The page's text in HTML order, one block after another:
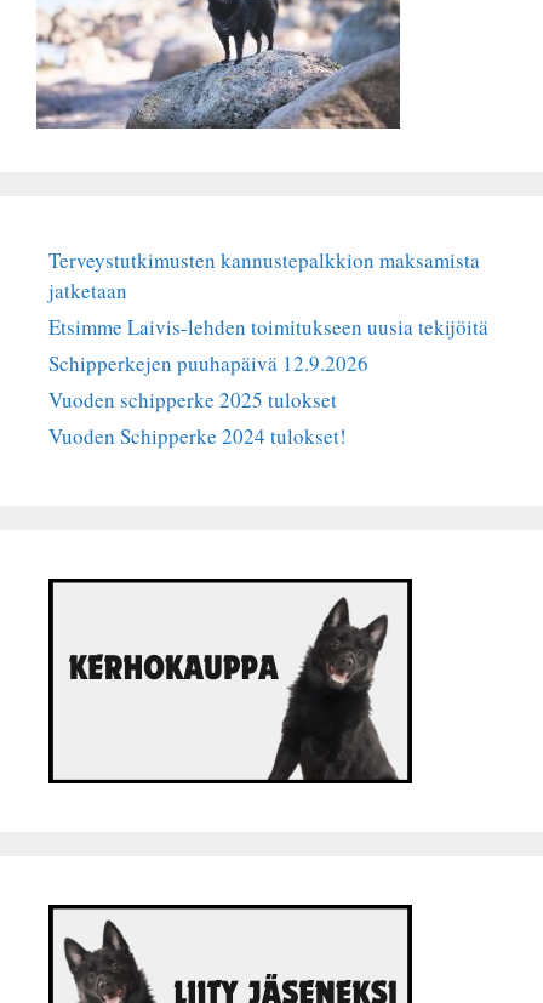
Terveystutkimusten kannustepalkkion maksamista
jatketaan
Etsimme Laivis-lehden toimitukseen uusia tekijöitä
Schipperkejen puuhapäivä 12.9.2026
Vuoden schipperke 2025 tulokset
Vuoden Schipperke 2024 tulokset!